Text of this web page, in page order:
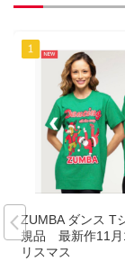
ZUMBA ダンス
規品 最新作11
リスマス